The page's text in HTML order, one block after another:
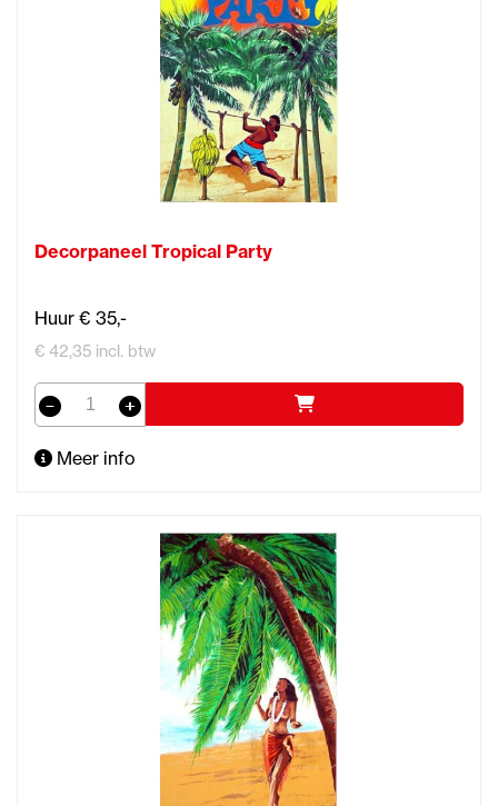
Decorpaneel Tropical Party
Huur € 35,-
€ 42,35 incl. btw
Meer info